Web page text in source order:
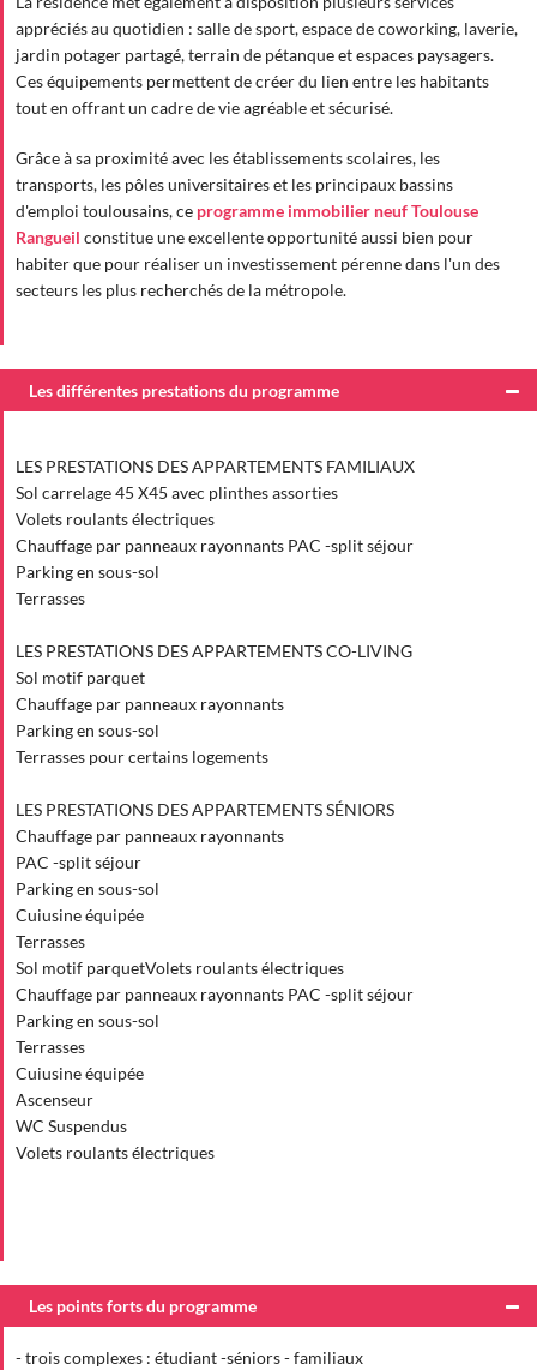
appréciés au quotidien : salle de sport, espace de coworking, laverie,
jardin potager partagé, terrain de pétanque et espaces paysagers.
Ces équipements permettent de créer du lien entre les habitants
tout en offrant un cadre de vie agréable et sécurisé.
Grâce à sa proximité avec les établissements scolaires, les
transports, les pôles universitaires et les principaux bassins
d'emploi toulousains, ce programme immobilier neuf Toulouse
Rangueil constitue une excellente opportunité aussi bien pour
habiter que pour réaliser un investissement pérenne dans l'un des
secteurs les plus recherchés de la métropole.
Les différentes prestations du programme
LES PRESTATIONS DES APPARTEMENTS FAMILIAUX
Sol carrelage 45 X45 avec plinthes assorties
Volets roulants électriques
Chauffage par panneaux rayonnants PAC -split séjour
Parking en sous-sol
Terrasses
LES PRESTATIONS DES APPARTEMENTS CO-LIVING
Sol motif parquet
Chauffage par panneaux rayonnants
Parking en sous-sol
Terrasses pour certains logements
LES PRESTATIONS DES APPARTEMENTS SÉNIORS
Chauffage par panneaux rayonnants
PAC -split séjour
Parking en sous-sol
Cuiusine équipée
Terrasses
Sol motif parquetVolets roulants électriques
Chauffage par panneaux rayonnants PAC -split séjour
Parking en sous-sol
Terrasses
Cuiusine équipée
Ascenseur
WC Suspendus
Volets roulants électriques
Les points forts du programme
- trois complexes : étudiant -séniors - familiaux